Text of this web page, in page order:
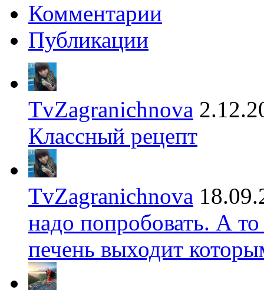
Комментарии
Публикации
TvZagranichnova
Классный рецепт
TvZagranichnova
надо попробовать. А
печень выходит